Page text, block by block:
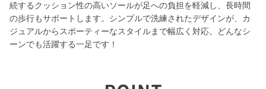
続するクッション性の高いソールが足への負担を軽減し、長時間
の歩行もサポートします。シンプルで洗練されたデザインが、カ
ジュアルからスポーティーなスタイルまで幅広く対応。どんなシ
ーンでも活躍する一足です！